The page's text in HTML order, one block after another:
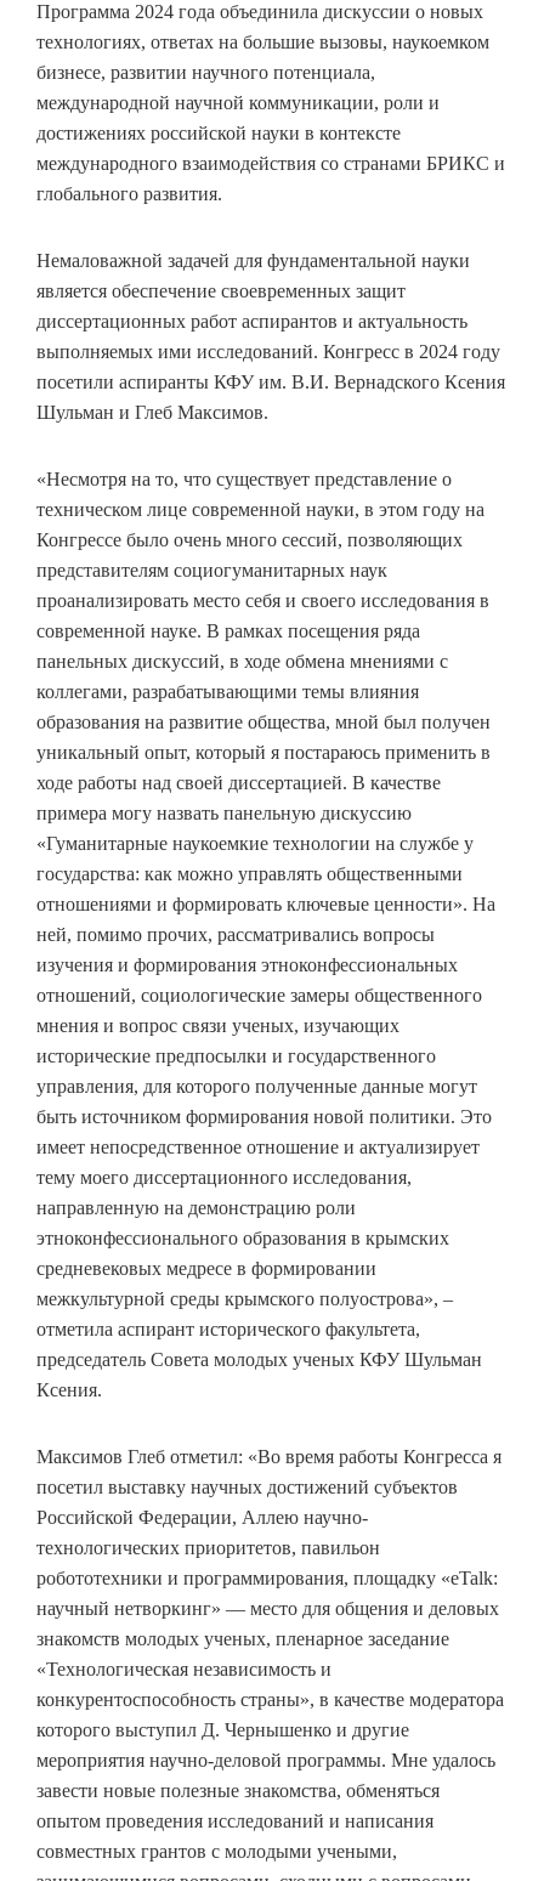
Программа 2024 года объединила дискуссии о новых
технологиях, ответах на большие вызовы, наукоемком
бизнесе, развитии научного потенциала,
международной научной коммуникации, роли и
достижениях российской науки в контексте
международного взаимодействия со странами БРИКС и
глобального развития.
Немаловажной задачей для фундаментальной науки
является обеспечение своевременных защит
диссертационных работ аспирантов и актуальность
выполняемых ими исследований. Конгресс в 2024 году
посетили аспиранты КФУ им. В.И. Вернадского Ксения
Шульман и Глеб Максимов.
«Несмотря на то, что существует представление о
техническом лице современной науки, в этом году на
Конгрессе было очень много сессий, позволяющих
представителям социогуманитарных наук
проанализировать место себя и своего исследования в
современной науке. В рамках посещения ряда
панельных дискуссий, в ходе обмена мнениями с
коллегами, разрабатывающими темы влияния
образования на развитие общества, мной был получен
уникальный опыт, который я постараюсь применить в
ходе работы над своей диссертацией. В качестве
примера могу назвать панельную дискуссию
«Гуманитарные наукоемкие технологии на службе у
государства: как можно управлять общественными
отношениями и формировать ключевые ценности». На
ней, помимо прочих, рассматривались вопросы
изучения и формирования этноконфессиональных
отношений, социологические замеры общественного
мнения и вопрос связи ученых, изучающих
исторические предпосылки и государственного
управления, для которого полученные данные могут
быть источником формирования новой политики. Это
имеет непосредственное отношение и актуализирует
тему моего диссертационного исследования,
направленную на демонстрацию роли
этноконфессионального образования в крымских
средневековых медресе в формировании
межкультурной среды крымского полуострова», –
отметила аспирант исторического факультета,
председатель Совета молодых ученых КФУ Шульман
Ксения.
Максимов Глеб отметил: «Во время работы Конгресса я
посетил выставку научных достижений субъектов
Российской Федерации, Аллею научно-
технологических приоритетов, павильон
робототехники и программирования, площадку «еTalk:
научный нетворкинг» — место для общения и деловых
знакомств молодых ученых, пленарное заседание
«Технологическая независимость и
конкурентоспособность страны», в качестве модератора
которого выступил Д. Чернышенко и другие
мероприятия научно-деловой программы. Мне удалось
завести новые полезные знакомства, обменяться
опытом проведения исследований и написания
совместных грантов с молодыми учеными,